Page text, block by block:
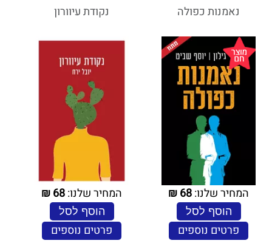
נאמנות כפולה
המחיר שלנו:68
₪
הוסף לסל
פרטים נוספים
נקודת עיוורון
המחיר שלנו:68
₪
הוסף לסל
פרטים נוספים